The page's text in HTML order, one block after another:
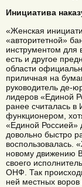
Инициатива
«Женская
«авторитетной»
инструментом для
есть и другое
области
приличная на
руководитель де-
лидеров «Единой
ранее считалась
функционером,
«Единой Россией»
довольно быстро
воспользовалась.
новому движению
своего
ОНФ. Так
ней местных воров